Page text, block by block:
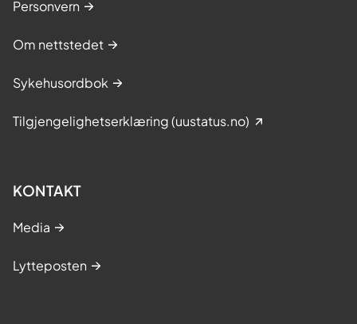
Personvern
Om nettstedet
Sykehusordbok
Tilgjengelighetserklæring (uustatus.no)
KONTAKT
Media
Lytteposten